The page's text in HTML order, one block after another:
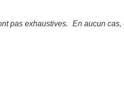
pas exhaustives. En aucun